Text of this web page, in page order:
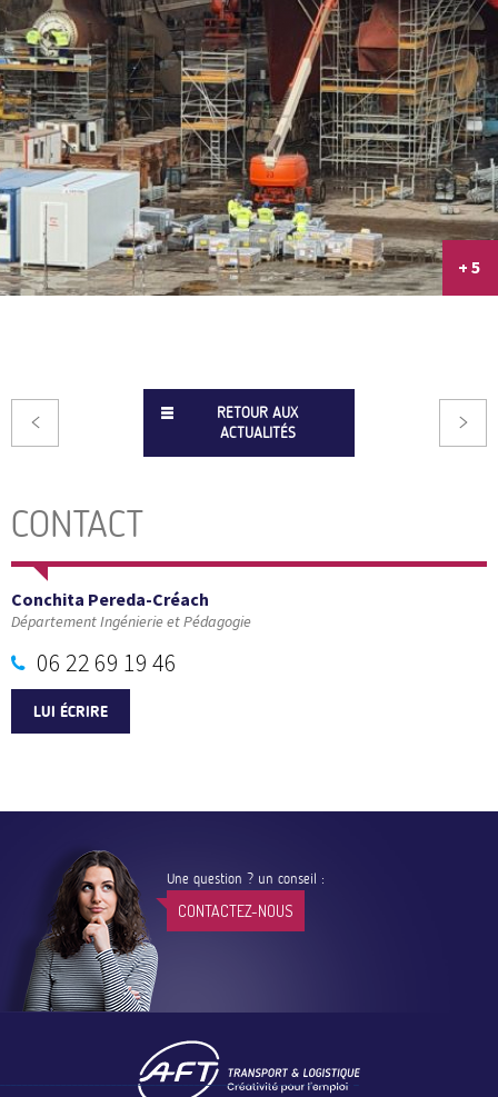
+ 5
RETOUR AUX
ACTUALITÉS
CONTACT
Conchita Pereda-Créach
Département Ingénierie et Pédagogie
06 22 69 19 46
LUI ÉCRIRE
Une question ? un conseil :
CONTACTEZ-NOUS